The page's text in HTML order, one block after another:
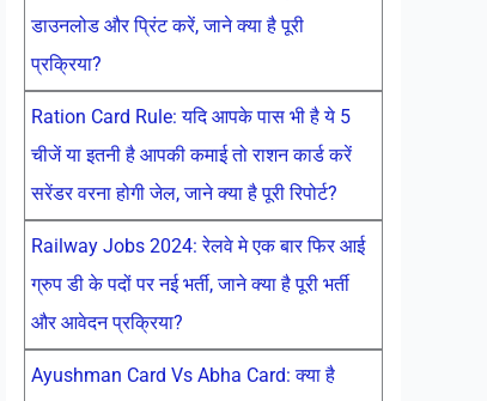
डाउनलोड और प्रिंट करें, जाने क्या है पूरी
प्रक्रिया?
Ration Card Rule: यदि आपके पास भी है ये 5
चीजें या इतनी है आपकी कमाई तो राशन कार्ड करें
सरेंडर वरना होगी जेल, जाने क्या है पूरी रिपोर्ट?
Railway Jobs 2024: रेलवे मे एक बार फिर आई
ग्रुप डी के पदों पर नई भर्ती, जाने क्या है पूरी भर्ती
और आवेदन प्रक्रिया?
Ayushman Card Vs Abha Card: क्या है